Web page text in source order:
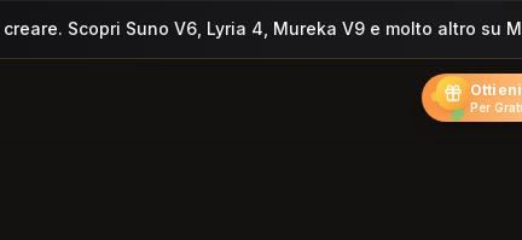
Scopri Suno V6, Lyria 4, Mureka V9 e molto altro su
Per